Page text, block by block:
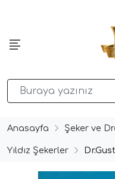
Anasayfa Şeker ve
Yıldız Şekerler